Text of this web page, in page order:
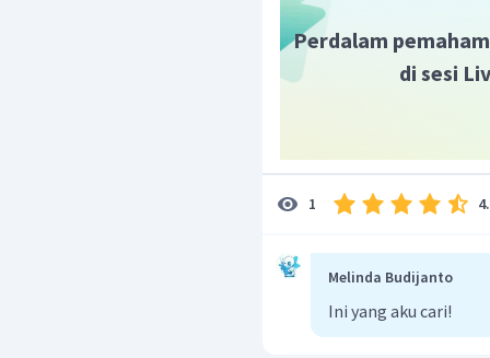
Perdalam
di sesi
1
Melinda Budijanto
Ini yang aku cari!